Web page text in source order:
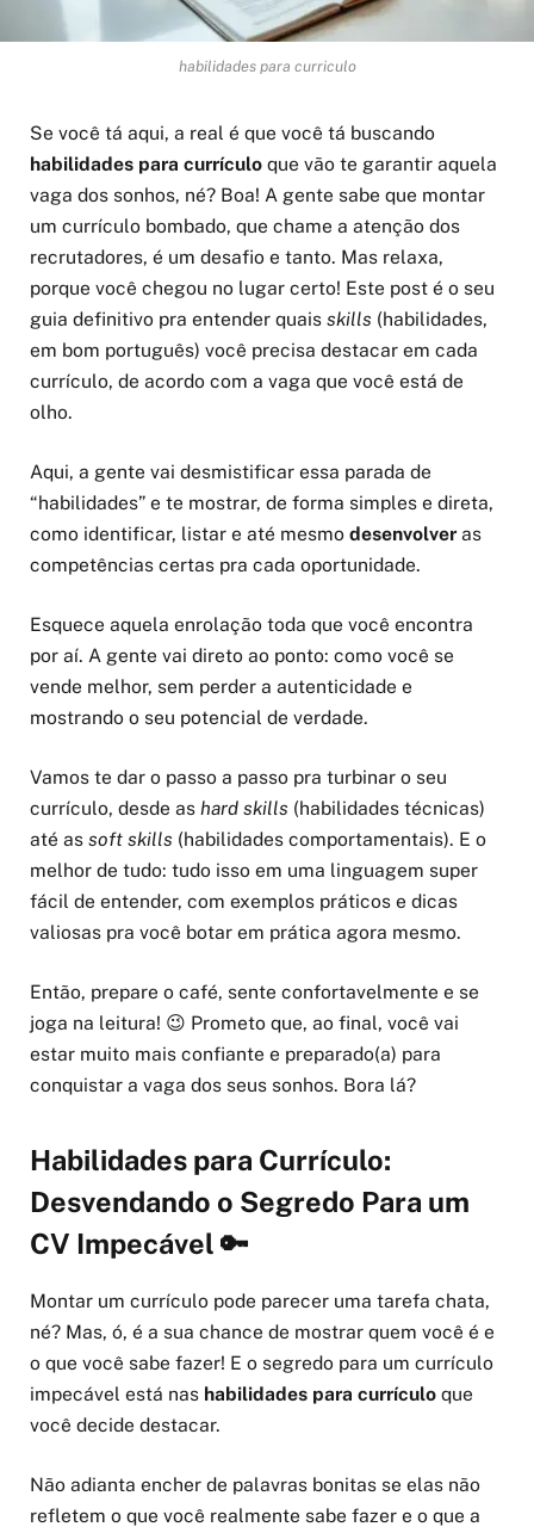
habilidades para curriculo
Se você tá aqui, a real é que você tá buscando
habilidades para currículo que vão te garantir aquela
vaga dos sonhos, né? Boa! A gente sabe que montar
um currículo bombado, que chame a atenção dos
recrutadores, é um desafio e tanto. Mas relaxa,
porque você chegou no lugar certo! Este post é o seu
guia definitivo pra entender quais skills (habilidades,
em bom português) você precisa destacar em cada
currículo, de acordo com a vaga que você está de
olho.
Aqui, a gente vai desmistificar essa parada de
“habilidades” e te mostrar, de forma simples e direta,
como identificar, listar e até mesmo desenvolveras
competências certas pra cada oportunidade.
Esquece aquela enrolação toda que você encontra
por aí. A gente vai direto ao ponto: como você se
vende melhor, sem perder a autenticidade e
mostrando o seu potencial de verdade.
Vamos te dar o passo a passo pra turbinar o seu
currículo, desde as hard skills (habilidades técnicas)
até as soft skills (habilidades comportamentais). E o
melhor de tudo: tudo isso em uma linguagem super
fácil de entender, com exemplos práticos e dicas
valiosas pra você botar em prática agora mesmo.
Então, prepare o café, sente confortavelmente e se
joga na leitura! 😉 Prometo que, ao final, você vai
estar muito mais confiante e preparado(a) para
conquistar a vaga dos seus sonhos. Bora lá?
Habilidades para Currículo:
Desvendando o Segredo Para um
CV Impecável 🔑
Montar um currículo pode parecer uma tarefa chata,
né? Mas, ó, é a sua chance de mostrar quem você é e
o que você sabe fazer! E o segredo para um currículo
impecável está nas habilidades para currículo que
você decide destacar.
Não adianta encher de palavras bonitas se elas não
refletem o que você realmente sabe fazer e o que a